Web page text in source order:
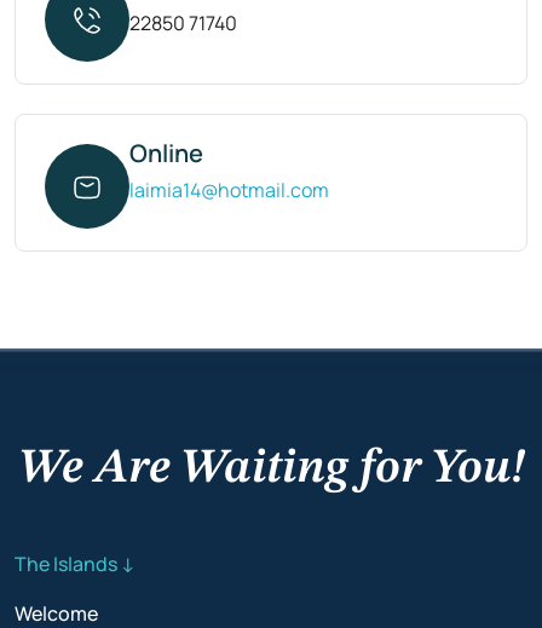
22850 71740
Online
laimia14@hotmail.com
We Are Waiting for You!
The Islands ↓
Welcome